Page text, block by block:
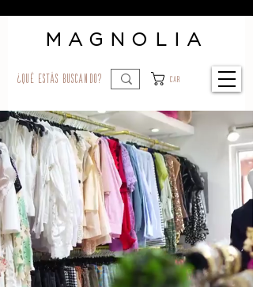
MAGNOLIA
¿qué estás buscando? Car